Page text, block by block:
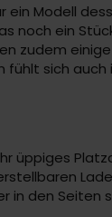
ein Modell
noch ein
zudem
sich auch
üppiges
in den Seiten